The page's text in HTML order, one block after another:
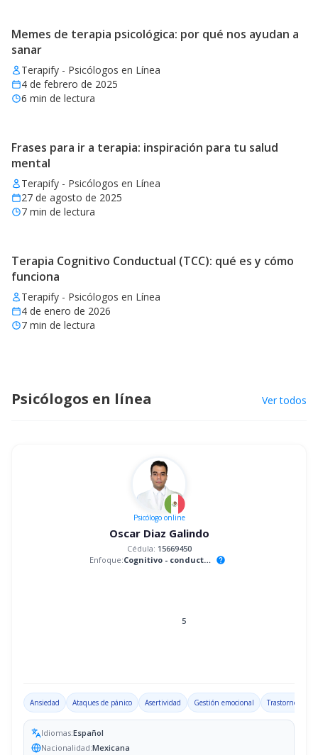
Memes de terapia psicológica: por qué nos ayudan a
sanar
Terapify - Psicólogos en Línea
4 de febrero de 2025
6 min de lectura
Frases para ir a terapia: inspiración para tu salud
mental
Terapify - Psicólogos en Línea
27 de agosto de 2025
7 min de lectura
Terapia Cognitivo Conductual (TCC): qué es y cómo
funciona
Terapify - Psicólogos en Línea
4 de enero de 2026
7 min de lectura
Psicólogos en línea Ver todos
Psicólogoonline
Oscar Diaz Galindo
Cédula: 15669450
Enfoque:
Cognitivo - conductual help
5
Ansiedad Ataques de pánico Asertividad Gestión emocional Trastorno por
Idiomas:Español
Nacionalidad:Mexicana